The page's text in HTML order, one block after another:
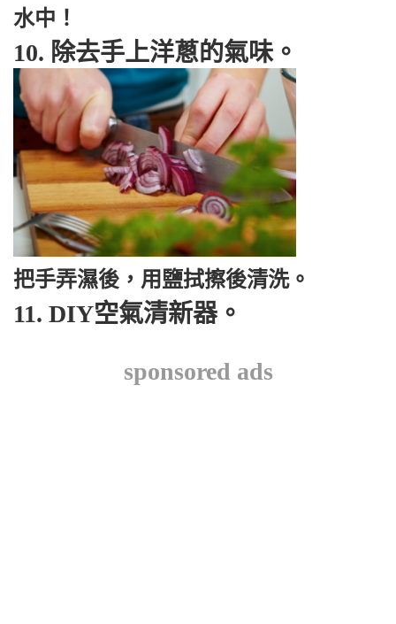
水中！
10. 除去手上洋蔥的氣味。
把手弄濕後，用鹽拭擦後清洗。
11. DIY空氣清新器。
sponsored ads